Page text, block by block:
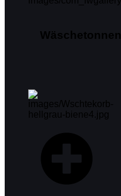
Wäschetonnen